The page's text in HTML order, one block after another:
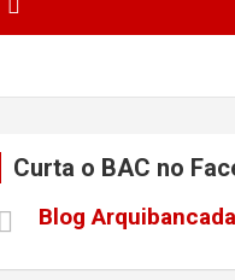
Curta o BAC no
Blog